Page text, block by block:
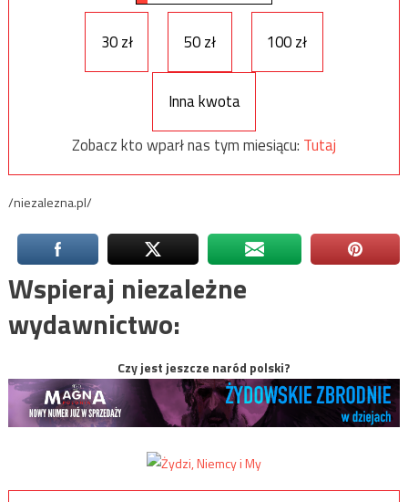
30 zł 50 zł 100 zł
Inna kwota
Zobacz kto wparł nas tym miesiącu: Tutaj
/niezalezna.pl/
Wspieraj niezależne
wydawnictwo:
Czy jest jeszcze naród polski?